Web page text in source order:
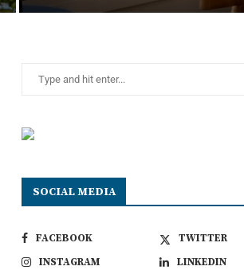
SOCIAL MEDIA
FACEBOOK
TWITTER
INSTAGRAM
LINKEDIN